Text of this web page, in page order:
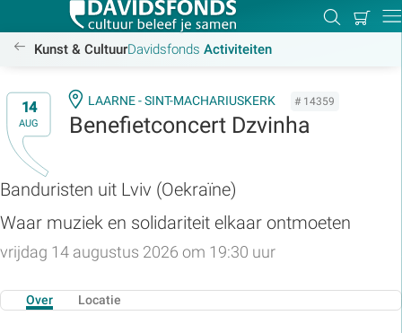
Zoeken
Mijn
/activiteiten
Kunst & CultuurDavidsfonds Activiteiten
14
AUG
LAARNE - SINT-MACHARIUSKERK # 14359
Benefietconcert Dzvinha
Banduristen uit Lviv (Oekraïne)
Waar muziek en solidariteit elkaar ontmoeten
vrijdag 14 augustus 2026 om 19:30 uur
Over Locatie
Zoek:
Zoeken